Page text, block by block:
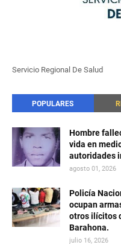
Servicio Regional De Salud
POPULARES
Hombre
vida en
autoridades
agosto 01, 2026
Policía
ocupan
otros ilícitos
Barahona.
julio 16, 2026